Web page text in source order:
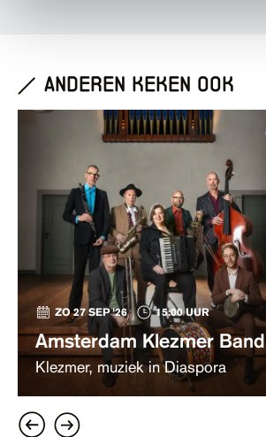
anderen keken ook
ZO 27 SEP '26 15:00 UUR
Amsterdam Klezmer Band
Klezmer, muziek in Diaspora